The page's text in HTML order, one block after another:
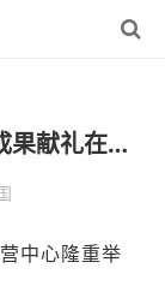
深化中国承诺：赛多利斯国产化成果献礼在华三十周年
中心隆重举